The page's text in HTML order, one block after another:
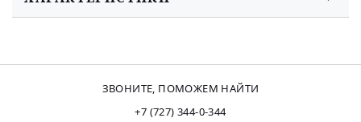
ЗВОНИТЕ, ПОМОЖЕМ НАЙТИ
+7 (727) 344-0-344